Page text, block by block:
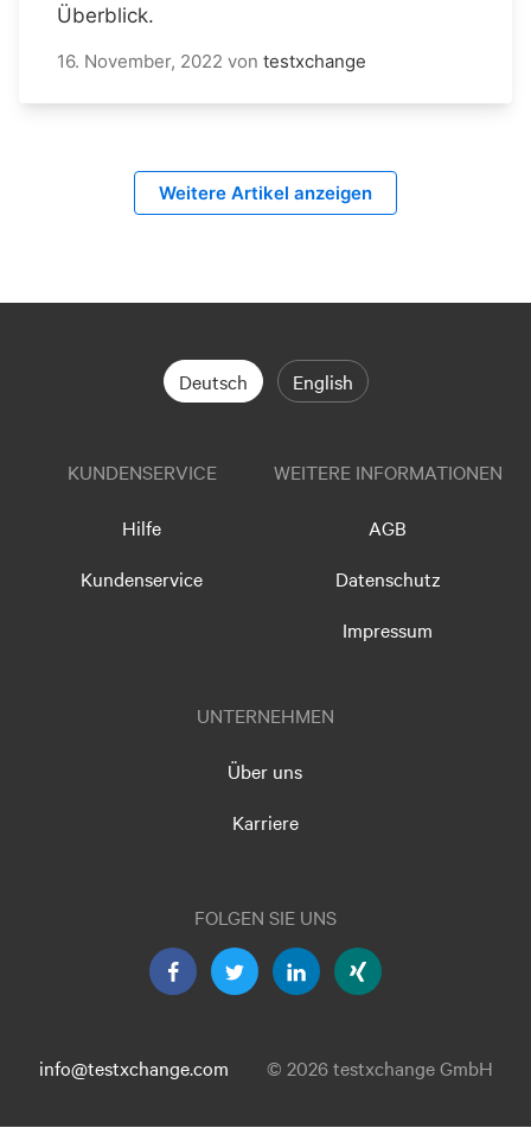
Überblick.
16. November, 2022 von testxchange
Weitere Artikel anzeigen
Deutsch English
KUNDENSERVICE
Hilfe
Kundenservice
WEITERE INFORMATIONEN
AGB
Datenschutz
Impressum
UNTERNEHMEN
Über uns
Karriere
FOLGEN SIE UNS
info@testxchange.com © 2026 testxchange GmbH